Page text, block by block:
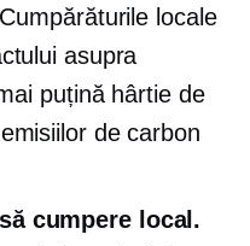
locale
asupra
puțină hârtie de
de carbon
cumpere local.